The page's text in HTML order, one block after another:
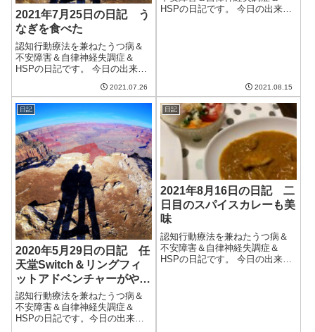
2021年7月25日の日記 う
なぎを食べた
認知行動療法を兼ねたうつ病＆
不安障害＆自律神経失調症＆
HSPの日記です。 今日の出来事
い日。たまには涼しい日があっ
てもいいと思うのだが、夏は手
を緩めてはくれないらしい。明
日からは台風の影響で曇ったり
雨が降ったりす...
2021.07.26
HSPの日記です。 今日の出来事
2021.08.15
日記
2020年5月29日の日記 任
天堂Switch＆リングフィ
ットアドベンチャーがやっ
てきた
認知行動療法を兼ねたうつ病＆
不安障害＆自律神経失調症＆
HSPの日記です。今日の出来事
日記
2021年8月16日の日記 二
日目のスパイスカレーも美
味
認知行動療法を兼ねたうつ病＆
不安障害＆自律神経失調症＆
HSPの日記です。 今日の出来事